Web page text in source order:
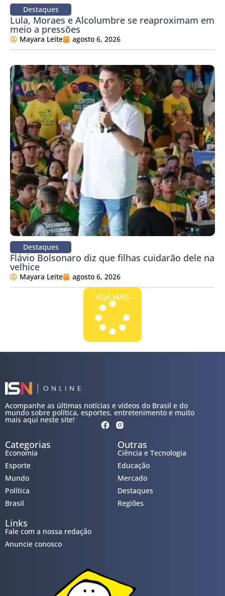
Destaques
Lula, Moraes e Alcolumbre se reaproximam em
meio a pressões
Mayara Leite agosto 6, 2026
Destaques
Flávio Bolsonaro diz que filhas cuidarão dele na
velhice
Mayara Leite agosto 6, 2026
VEJA MAIS
Acompanhe as últimas notícias e vídeos do Brasil e do
mundo sobre política, esportes, entretenimento e muito
mais aqui neste site!
Categorias
Economia
Esporte
Mundo
Política
Brasil
Outras
Ciência e Tecnologia
Educação
Mercado
Destaques
Regiões
Links
Fale com a nossa redação
Anuncie conosco